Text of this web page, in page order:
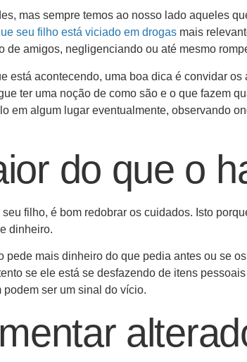
mas sempre temos ao nosso lado aqueles
seu filho está viciado em drogas mais
de amigos, negligenciando ou até mesmo
está acontecendo, uma boa dica é convidar
ter uma noção de como são e o que fazem
em algum lugar eventualmente, observando
do que o
filho, é bom redobrar os cuidados. Isto
dinheiro.
pede mais dinheiro do que pedia antes ou se
se ele está se desfazendo de itens
ser um sinal do vício.